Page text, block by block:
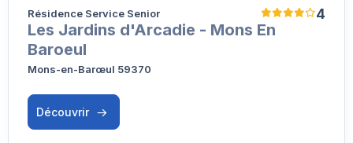
4
Résidence Service Senior
Les Jardins d'Arcadie - Mons En
Baroeul
Mons-en-Barœul 59370
Découvrir